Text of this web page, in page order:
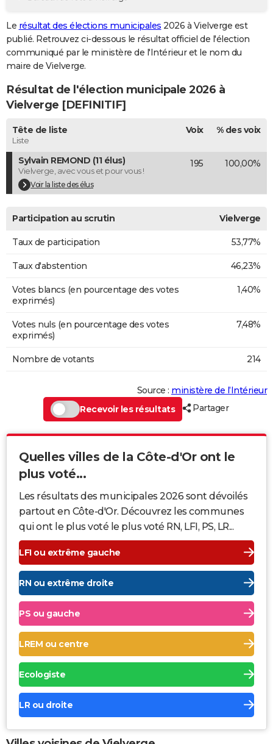
GUIDES D'ACHAT
BONS PLANS
CARTE DE VOEUX
Carte de Noël
Carte Bonne année
Carte Saint-Valentin
Carte Pâques
Carte d'anniversaire
DICTIONNAIRE
Dictionnaire
Biographies
Citations
Expressions
Proverbes
PROGRAMME TV
COPAINS D'AVANT
S'inscrire
Se connecter
Lycées
Collèges
Primaires
Universités
Entreprises
Service militaire
Avis de recherche
AVIS DE DÉCÈS
FORUM
Le résultat des élections municipales 2026 à Vielverge est
publié. Retrouvez ci-dessous le résultat officiel de l'élection
communiqué par le ministère de l'Intérieur et le nom du
maire de Vielverge.
Résultat de l'élection municipale 2026 à
Vielverge [DEFINITIF]
Tête de liste
Liste
Voix % des voix
Sylvain REMOND (11 élus)
Vielverge, avec vous et pour vous !
Voir la liste des élus
195 100,00%
Participation au scrutin Vielverge
Taux de participation 53,77%
Taux d'abstention 46,23%
Votes blancs (en pourcentage des votes
exprimés)
1,40%
Votes nuls (en pourcentage des votes
exprimés)
7,48%
Nombre de votants 214
Source : ministère de l’Intérieur
Recevoir les résultats
Partager
Quelles villes de la Côte-d'Or ont le
plus voté...
Les résultats des municipales 2026 sont dévoilés
partout en Côte-d'Or. Découvrez les communes
qui ont le plus voté le plus voté RN, LFI, PS, LR...
LFI ou extrême gauche
RN ou extrême droite
PS ou gauche
LREM ou centre
Ecologiste
LR ou droite